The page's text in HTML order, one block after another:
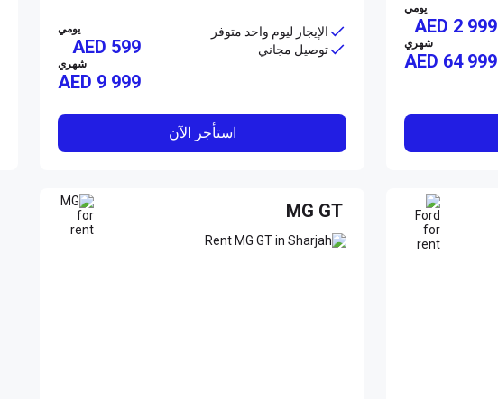
يومي
AED 2 999
شهري
AED 64 999
الإيجار ليوم واحد متوفر
توصيل مجاني
يومي
AED 599
شهري
AED 9 999
استأجر الآن
MG GT